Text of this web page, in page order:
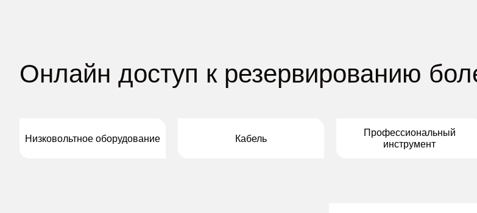
Онлайн доступ к резервированию
Профессиональный
инструмент
Кабель
Низковольтное оборудование